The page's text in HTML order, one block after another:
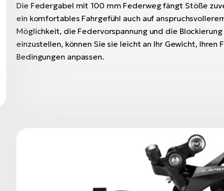
Die Federgabel mit 100 mm Federweg fängt Stöße
ein komfortables Fahrgefühl auch auf
Möglichkeit, die Federvorspannung und die
einzustellen, können Sie sie leicht an Ihr Gewicht, Ihren
Bedingungen anpassen.